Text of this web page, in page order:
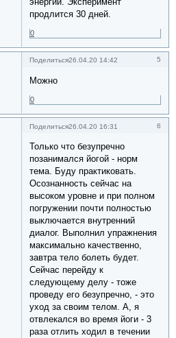
продлится 30 дней.
0
Поделиться 5
26.04.20 14:42
Можно
0
Поделиться 6
26.04.20 16:31
Только что безупречно
позанимался йогой - норм
тема. Буду практиковать.
Осознанность сейчас на
высоком уровне и при полном
погружении почти полностью
выключается внутренний
диалог. Выполнил упражнения
максимально качественно,
завтра тело болеть будет.
Сейчас перейду к
следующему делу - тоже
проведу его безупречно, - это
уход за своим телом. А, я
отвлекался во время йоги - 3
раза отлить ходил в течении